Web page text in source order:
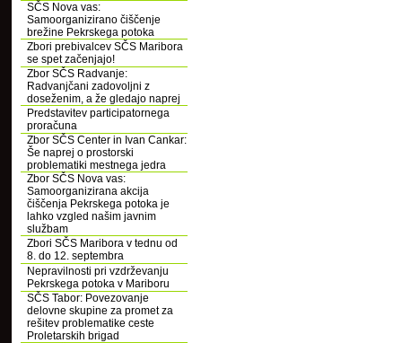
SČS Nova vas:
Samoorganizirano čiščenje
brežine Pekrskega potoka
Zbori prebivalcev SČS Maribora
se spet začenjajo!
Zbor SČS Radvanje:
Radvanjčani zadovoljni z
doseženim, a že gledajo naprej
Predstavitev participatornega
proračuna
Zbor SČS Center in Ivan Cankar:
Še naprej o prostorski
problematiki mestnega jedra
Zbor SČS Nova vas:
Samoorganizirana akcija
čiščenja Pekrskega potoka je
lahko vzgled našim javnim
službam
Zbori SČS Maribora v tednu od
8. do 12. septembra
Nepravilnosti pri vzdrževanju
Pekrskega potoka v Mariboru
SČS Tabor: Povezovanje
delovne skupine za promet za
rešitev problematike ceste
Proletarskih brigad